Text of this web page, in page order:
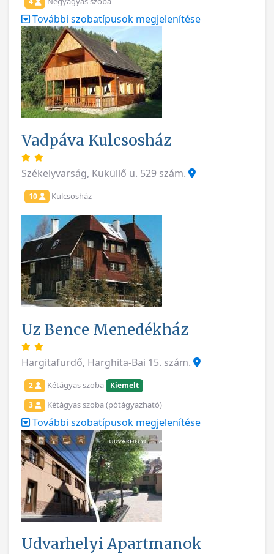
További szobatípusok megjelenítése
Vadpáva Kulcsosház
Székelyvarság, Küküllő u. 529 szám.
10 Kulcsosház
Uz Bence Menedékház
Hargitafürdő, Harghita-Bai 15. szám.
2 Kétágyas szoba
Kiemelt
3
Kétágyas szoba (pótágyazható)
További szobatípusok megjelenítése
Udvarhelyi Apartmanok